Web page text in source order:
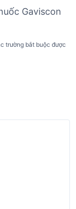
Gaviscon
trường bắt buộc được